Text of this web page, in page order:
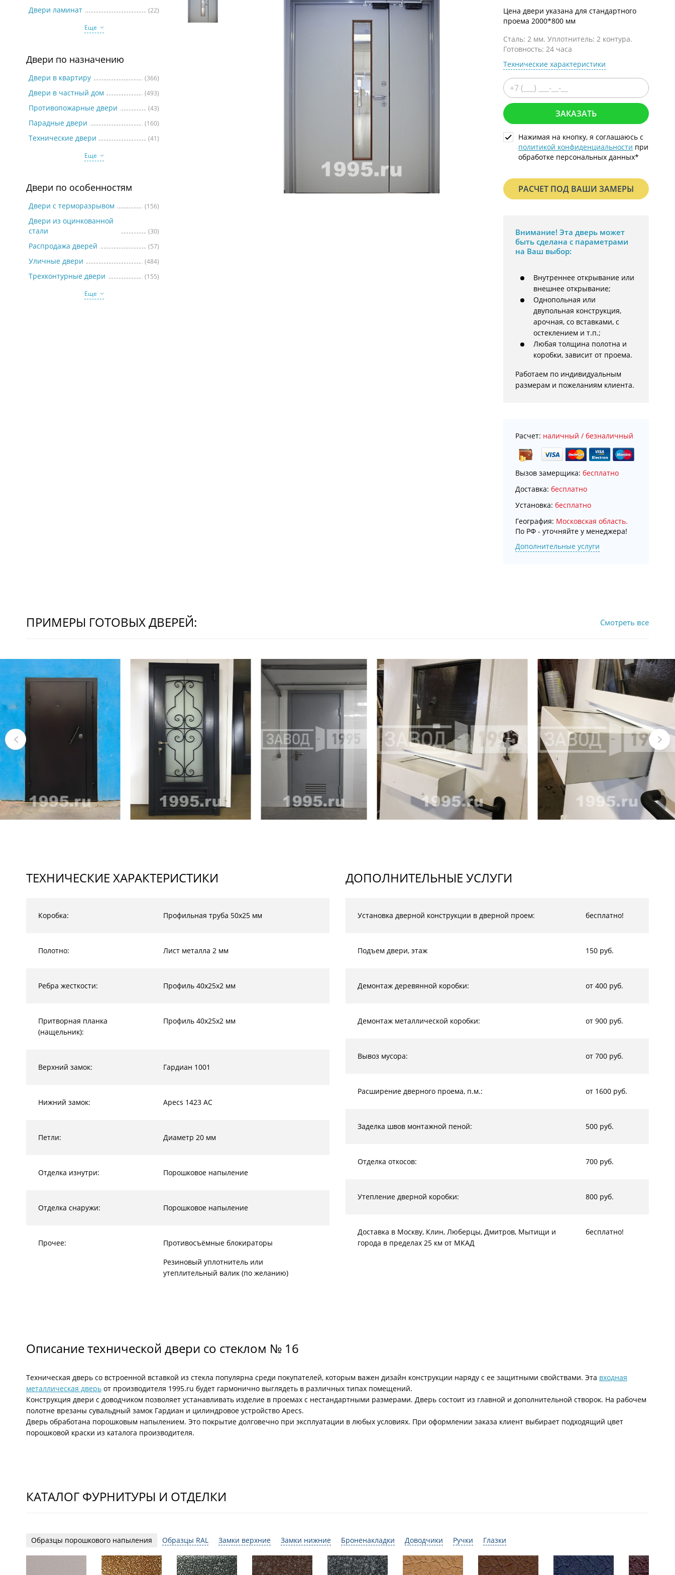
Коричневые двери
Двери ламинат
(22)
Еще
Двери по назначению
Двери в квартиру (366)
Двери в частный дом (493)
Противопожарные двери (43)
Парадные двери (160)
Технические двери
(41)
Еще
Двери по особенностям
Двери с терморазрывом (156)
Двери из оцинкованной
стали
(30)
Распродажа дверей (57)
Уличные двери (484)
Трехконтурные двери
(155)
Еще
Цена двери указана для стандартного
проема 2000*800 мм
Сталь: 2 мм. Уплотнитель: 2 контура.
Готовность: 24 часа
Технические характеристики
ЗАКАЗАТЬ
Нажимая на кнопку, я соглашаюсь с
политикой конфиденциальности при
обработке персональных данных*
РАСЧЕТ ПОД ВАШИ ЗАМЕРЫ
Внимание! Эта дверь может
быть сделана с параметрами
на Ваш выбор:
Внутреннее открывание или
внешнее открывание;
Однопольная или
двупольная конструкция,
арочная, со вставками, с
остеклением и т.п.;
Любая толщина полотна и
коробки, зависит от проема.
Работаем по индивидуальным
размерам и пожеланиям клиента.
Расчет: наличный / безналичный
Вызов замерщика: бесплатно
Доставка: бесплатно
Установка: бесплатно
География: Московская область.
По РФ - уточняйте у менеджера!
Дополнительные услуги
ПРИМЕРЫ ГОТОВЫХ ДВЕРЕЙ: Смотреть все
ТЕХНИЧЕСКИЕ ХАРАКТЕРИСТИКИ
Коробка: Профильная труба 50х25 мм
Полотно: Лист металла 2 мм
Ребра жесткости: Профиль 40х25х2 мм
Притворная планка
(нащельник):
Профиль 40х25х2 мм
Верхний замок: Гардиан 1001
Нижний замок: Apecs 1423 AC
Петли: Диаметр 20 мм
Отделка изнутри: Порошковое напыление
Отделка снаружи: Порошковое напыление
Прочее:
Противосъёмные блокираторы
Резиновый уплотнитель или
утеплительный валик (по желанию)
ДОПОЛНИТЕЛЬНЫЕ УСЛУГИ
Установка дверной конструкции в дверной проем: бесплатно!
Подъем двери, этаж 150 руб.
Демонтаж деревянной коробки: от 400 руб.
Демонтаж металлической коробки: от 900 руб.
Вывоз мусора: от 700 руб.
Расширение дверного проема, п.м.: от 1600 руб.
Заделка швов монтажной пеной: 500 руб.
Отделка откосов: 700 руб.
Утепление дверной коробки: 800 руб.
Доставка в Москву, Клин, Люберцы, Дмитров, Мытищи и
города в пределах 25 км от МКАД
бесплатно!
Описание технической двери со стеклом № 16
Техническая дверь со встроенной вставкой из стекла популярна среди покупателей, которым важен дизайн конструкции наряду с ее защитными свойствами. Эта входная
металлическая дверь от производителя 1995.ru будет гармонично выглядеть в различных типах помещений.
Конструкция двери с доводчиком позволяет устанавливать изделие в проемах с нестандартными размерами. Дверь состоит из главной и дополнительной створок. На рабочем
полотне врезаны сувальдный замок Гардиан и цилиндровое устройство Apecs.
Дверь обработана порошковым напылением. Это покрытие долговечно при эксплуатации в любых условиях. При оформлении заказа клиент выбирает подходящий цвет
порошковой краски из каталога производителя.
КАТАЛОГ ФУРНИТУРЫ И ОТДЕЛКИ
Образцы порошкового напыления Образцы RAL Замки верхние Замки нижние Броненакладки Доводчики Ручки Глазки